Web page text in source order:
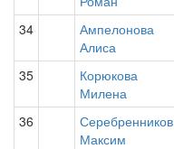
34
Ампелонова
Алиса
35
Корюкова
Милена
36
Серебренников
Максим